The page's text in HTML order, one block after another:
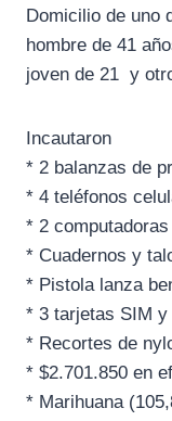
Domicilio de uno
hombre de 41
joven de 21 y
Incautaron
* 2 balanzas de
* 4 teléfonos
* 2
* Cuadernos y
* Pistola lanza
* 3 tarjetas SIM
* Recortes de
* $2.701.850 en
* Marihuana